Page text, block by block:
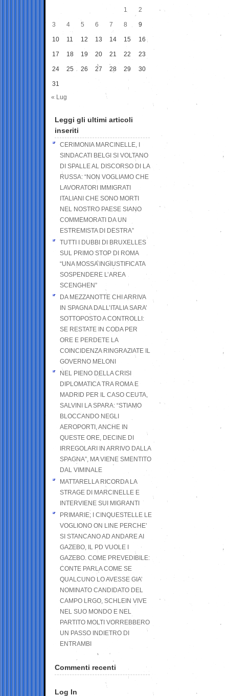
1
2
3 4 5 6 7 8 9
10 11 12 13 14 15 16
17 18 19 20 21 22 23
24 25 26 27 28 29 30
31
« Lug
Leggi gli ultimi articoli
inseriti
CERIMONIA MARCINELLE, I
SINDACATI BELGI SI VOLTANO
DI SPALLE AL DISCORSO DI LA
RUSSA: “NON VOGLIAMO CHE
LAVORATORI IMMIGRATI
ITALIANI CHE SONO MORTI
NEL NOSTRO PAESE SIANO
COMMEMORATI DA UN
ESTREMISTA DI DESTRA”
TUTTI I DUBBI DI BRUXELLES
SUL PRIMO STOP DI ROMA
“UNA MOSSA INGIUSTIFICATA
SOSPENDERE L’AREA
SCENGHEN”
DA MEZZANOTTE CHI ARRIVA
IN SPAGNA DALL’ITALIA SARA’
SOTTOPOSTO A CONTROLLI:
SE RESTATE IN CODA PER
ORE E PERDETE LA
COINCIDENZA RINGRAZIATE IL
GOVERNO MELONI
NEL PIENO DELLA CRISI
DIPLOMATICA TRA ROMA E
MADRID PER IL CASO CEUTA,
SALVINI LA SPARA: “STIAMO
BLOCCANDO NEGLI
AEROPORTI, ANCHE IN
QUESTE ORE, DECINE DI
IRREGOLARI IN ARRIVO DALLA
SPAGNA”, MA VIENE SMENTITO
DAL VIMINALE
MATTARELLA RICORDA LA
STRAGE DI MARCINELLE E
INTERVIENE SUI MIGRANTI
PRIMARIE; I CINQUESTELLE LE
VOGLIONO ON LINE PERCHE’
SI STANCANO AD ANDARE AI
GAZEBO, IL PD VUOLE I
GAZEBO. COME PREVEDIBILE:
CONTE PARLA COME SE
QUALCUNO LO AVESSE GIA’
NOMINATO CANDIDATO DEL
CAMPO LRGO, SCHLEIN VIVE
NEL SUO MONDO E NEL
PARTITO MOLTI VORREBBERO
UN PASSO INDIETRO DI
ENTRAMBI
Commenti recenti
Log In